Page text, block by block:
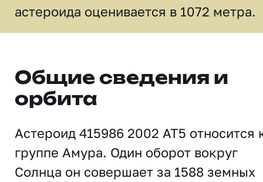
астероида оценивается в 1072 метра.
Общие сведения и
орбита
Астероид 415986 2002 AT5 относится
группе Амура. Один оборот вокруг
Солнца он совершает за 1588 земных